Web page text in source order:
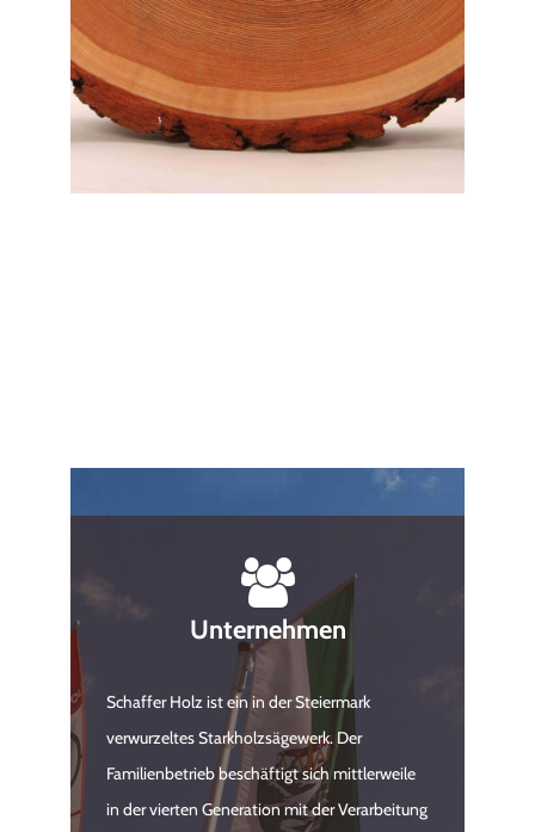
Unternehmen
Schaffer Holz ist ein in der Steiermark
verwurzeltes Starkholzsägewerk. Der
Familienbetrieb beschäftigt sich mittlerweile
in der vierten Generation mit der Verarbeitung